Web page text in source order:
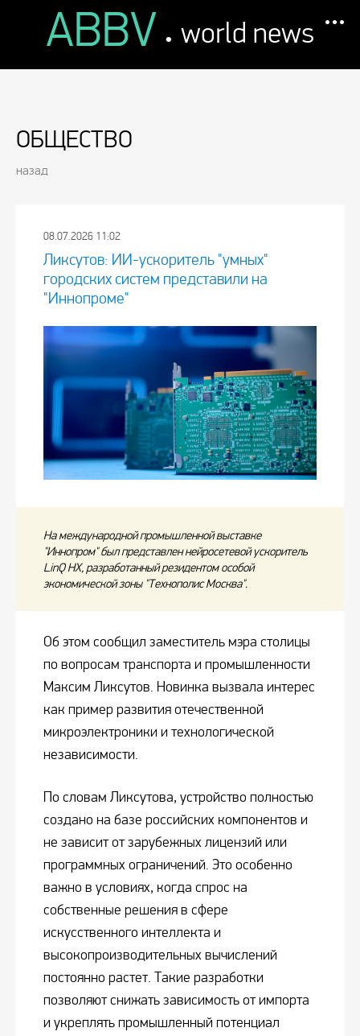
ABBV . world news
ОБЩЕСТВО
назад
08.07.2026 11:02
Ликсутов: ИИ-ускоритель "умных"
городских систем представили на
"Иннопроме"
На международной промышленной выставке
"Иннопром" был представлен нейросетевой ускоритель
LinQ HX, разработанный резидентом особой
экономической зоны "Технополис Москва".
Об этом сообщил заместитель мэра столицы
по вопросам транспорта и промышленности
Максим Ликсутов. Новинка вызвала интерес
как пример развития отечественной
микроэлектроники и технологической
независимости.
По словам Ликсутова, устройство полностью
создано на базе российских компонентов и
не зависит от зарубежных лицензий или
программных ограничений. Это особенно
важно в условиях, когда спрос на
собственные решения в сфере
искусственного интеллекта и
высокопроизводительных вычислений
постоянно растет. Такие разработки
позволяют снижать зависимость от импорта
и укреплять промышленный потенциал